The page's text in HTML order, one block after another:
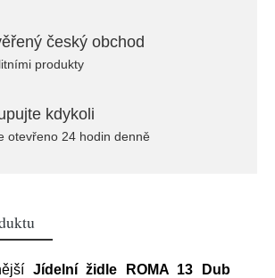
český obchod
produkty
kdykoli
otevřeno 24 hodin denně
Jídelní židle ROMA 13 Dub